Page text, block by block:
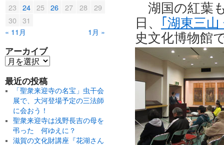
湖国の紅葉
日、 ｢湖東三
史文化博物館
« 11月 1月 »
23
24 25 26 27 28
29
30
31
アーカイブ
最近の投稿
「聖衆来迎寺の名宝」虫干会
展で、大河登場予定の三法師
に会おう！
聖衆来迎寺は浅野長吉の母を
弔った 何ゆえに？
滋賀の文化財講座『花湖さん